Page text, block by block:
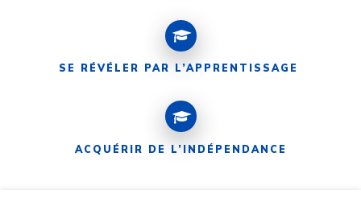
SE RÉVÉLER PAR L’APPRENTISSAGE
ACQUÉRIR DE L’INDÉPENDANCE